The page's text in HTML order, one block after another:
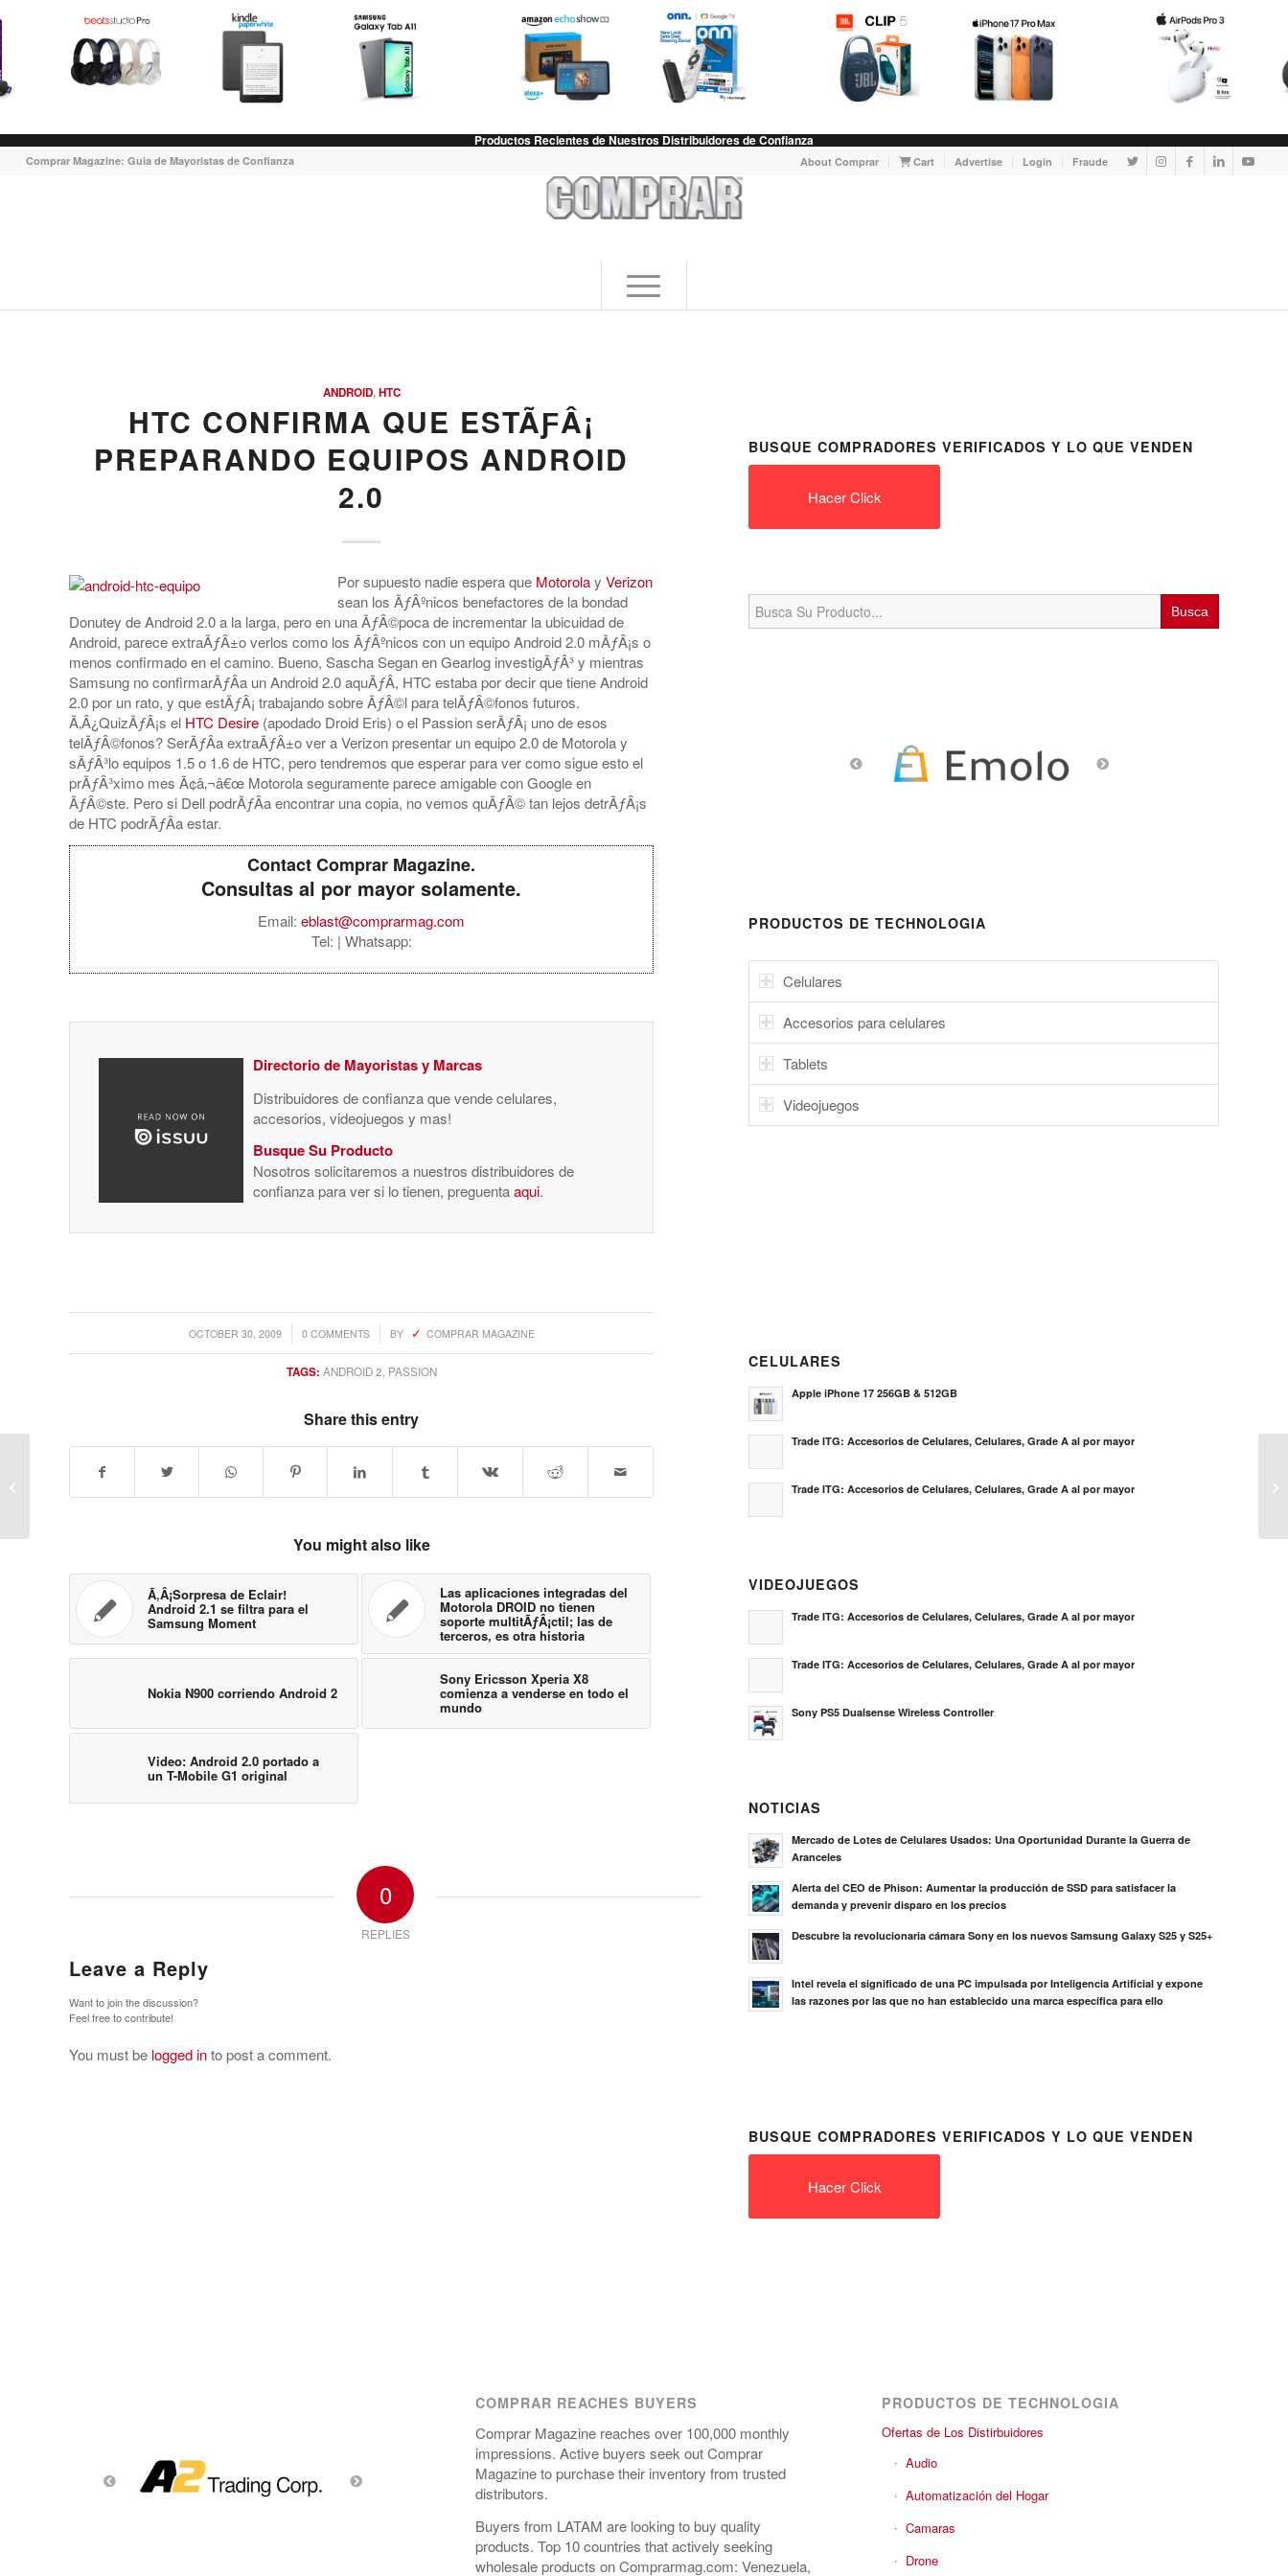
Productos Recientes de Nuestros Distribuidores de Confianza
About Comprar Cart Advertise Login Fraude
Comprar Magazine: Guia de Mayoristas de Confianza
ANDROID,HTC
HTC CONFIRMA QUE ESTÃƑÂ¡
PREPARANDO EQUIPOS ANDROID
2.0
Por supuesto nadie espera que Motorolay Verizon
sean los ÃƒÂºnicos benefactores de la bondad
Donutey de Android 2.0 a la larga, pero en una ÃƒÂ©poca de incrementar la ubicuidad de
Android, parece extraÃƒÂ±o verlos como los ÃƒÂºnicos con un equipo Android 2.0 mÃƒÂ¡s o
menos confirmado en el camino. Bueno, Sascha Segan en Gearlog investigÃƒÂ³ y mientras
Samsung no confirmarÃƒÂ­a un Android 2.0 aquÃƒÂ­, HTC estaba por decir que tiene Android
2.0 por un rato, y que estÃƒÂ¡ trabajando sobre ÃƒÂ©l para telÃƒÂ©fonos futuros.
Ã‚Â¿QuizÃƒÂ¡s el HTC Desire (apodado Droid Eris) o el Passion serÃƒÂ¡ uno de esos
telÃƒÂ©fonos? SerÃƒÂ­a extraÃƒÂ±o ver a Verizon presentar un equipo 2.0 de Motorola y
sÃƒÂ³lo equipos 1.5 o 1.6 de HTC, pero tendremos que esperar para ver como sigue esto el
prÃƒÂ³ximo mes Ã¢â‚¬â€œ Motorola seguramente parece amigable con Google en
ÃƒÂ©ste. Pero si Dell podrÃƒÂ­a encontrar una copia, no vemos quÃƒÂ© tan lejos detrÃƒÂ¡s
de HTC podrÃƒÂ­a estar.
Contact Comprar Magazine.
Consultas al por mayor solamente.
Email: eblast@comprarmag.com
Tel: | Whatsapp:
Directorio de Mayoristas y Marcas
Distribuidores de confianza que vende celulares,
accesorios, videojuegos y mas!
Busque Su Producto
Nosotros solicitaremos a nuestros distribuidores de
confianza para ver si lo tienen, preguentaaqui.
OCTOBER 30, 2009
/ 0 COMMENTS
/ BY COMPRAR MAGAZINE
TAGS: ANDROID 2 PASSION
Share this entry
You might also like
Ã‚Â¡Sorpresa de Eclair!
Android 2.1 se filtra para el
Samsung Moment
Las aplicaciones integradas del
Motorola DROID no tienen
soporte multitÃƒÂ¡ctil; las de
terceros, es otra historia
Nokia N900 corriendo Android 2
Sony Ericsson Xperia X8
comienza a venderse en todo el
mundo
Video: Android 2.0 portado a
un T-Mobile G1 original
0
REPLIES
Leave a Reply
Want to join the discussion?
Feel free to contribute!
You must be logged into post a comment.
BUSQUE COMPRADORES VERIFICADOS Y LO QUE VENDEN
Hacer Click
Search
for:
PRODUCTOS DE TECHNOLOGIA
Celulares
Accesorios para celulares
Tablets
Videojuegos
CELULARES
Apple iPhone 17 256GB & 512GB
Trade ITG: Accesorios de Celulares, Celulares, Grade A al por mayor
Trade ITG: Accesorios de Celulares, Celulares, Grade A al por mayor
VIDEOJUEGOS
Trade ITG: Accesorios de Celulares, Celulares, Grade A al por mayor
Trade ITG: Accesorios de Celulares, Celulares, Grade A al por mayor
Sony PS5 Dualsense Wireless Controller
NOTICIAS
Mercado de Lotes de Celulares Usados: Una Oportunidad Durante la Guerra de
Aranceles
Alerta del CEO de Phison: Aumentar la producción de SSD para satisfacer la
demanda y prevenir disparo en los precios
Descubre la revolucionaria cámara Sony en los nuevos Samsung Galaxy S25 y S25+
Intel revela el significado de una PC impulsada por Inteligencia Artificial y expone
las razones por las que no han establecido una marca específica para ello
BUSQUE COMPRADORES VERIFICADOS Y LO QUE VENDEN
Hacer Click
COMPRAR REACHES BUYERS
Comprar Magazine reaches over 100,000 monthly
impressions. Active buyers seek out Comprar
Magazine to purchase their inventory from trusted
distributors.
Buyers from LATAM are looking to buy quality
products. Top 10 countries that actively seeking
wholesale products on Comprarmag.com: Venezuela,
PRODUCTOS DE TECHNOLOGIA
Ofertas de Los Distirbuidores
Audio
Automatización del Hogar
Camaras
Drone
Sony Ericsson Equinox lleva el flip
T707 a T-Mobile